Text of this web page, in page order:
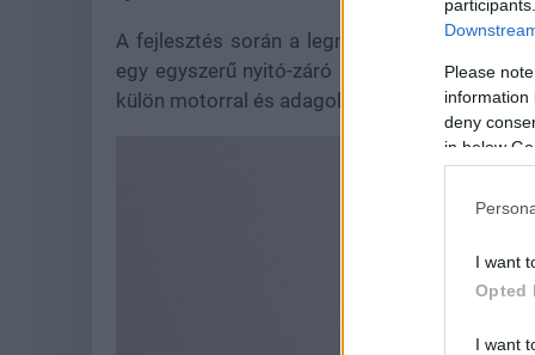
Please
information
deny
in below
I want
Opted
I want
A fejlesztés során a legnagyobb kihívást a
egy egyszerű nyitó-záró mechanizmust
külön motorral és adagolókapukkal pró